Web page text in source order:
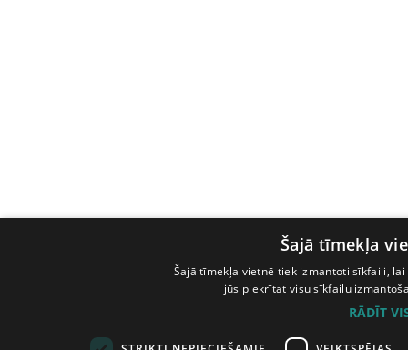
Šajā tīmekļa
Šajā tīmekļa vietnē tiek izmantoti sīkfaili,
jūs piekrītat visu sīkfailu
RĀDĪT